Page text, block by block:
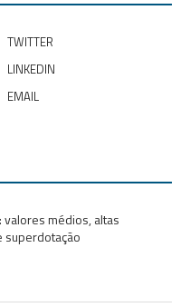
TWITTER
LINKEDIN
EMAIL
valores médios, altas
superdotação